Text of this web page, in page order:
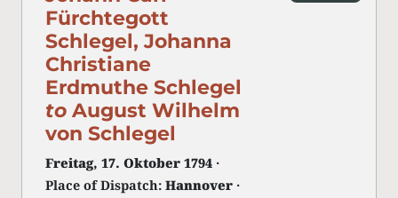
Fürchtegott
Schlegel, Johanna
Christiane
Erdmuthe Schlegel
to August Wilhelm
von Schlegel
Freitag, 17. Oktober 1794 ·
Place of Dispatch: Hannover ·